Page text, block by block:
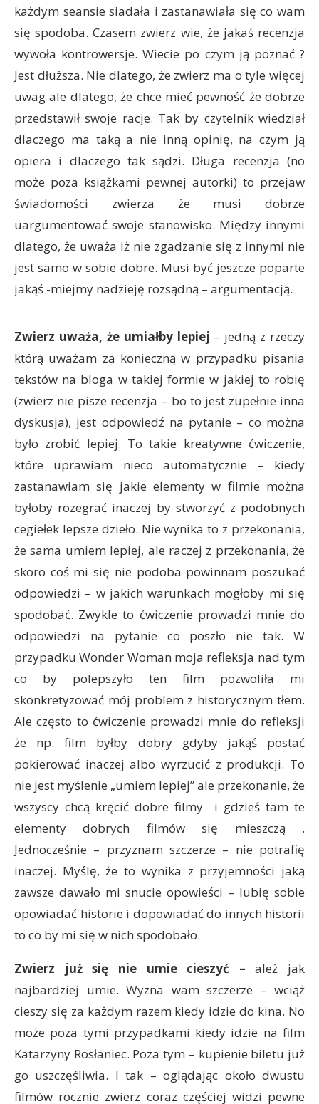
każdym seansie siadała i zastanawiała się co wam
się spodoba. Czasem zwierz wie, że jakaś recenzja
wywoła kontrowersje. Wiecie po czym ją poznać ?
Jest dłuższa. Nie dlatego, że zwierz ma o tyle więcej
uwag ale dlatego, że chce mieć pewność że dobrze
przedstawił swoje racje. Tak by czytelnik wiedział
dlaczego ma taką a nie inną opinię, na czym ją
opiera i dlaczego tak sądzi. Długa recenzja (no
może poza książkami pewnej autorki) to przejaw
świadomości zwierza że musi dobrze
uargumentować swoje stanowisko. Między innymi
dlatego, że uważa iż nie zgadzanie się z innymi nie
jest samo w sobie dobre. Musi być jeszcze poparte
jakąś -miejmy nadzieję rozsądną – argumentacją.
Zwierz uważa, że umiałby lepiej – jedną z rzeczy
którą uważam za konieczną w przypadku pisania
tekstów na bloga w takiej formie w jakiej to robię
(zwierz nie pisze recenzja – bo to jest zupełnie inna
dyskusja), jest odpowiedź na pytanie – co można
było zrobić lepiej. To takie kreatywne ćwiczenie,
które uprawiam nieco automatycznie – kiedy
zastanawiam się jakie elementy w filmie można
byłoby rozegrać inaczej by stworzyć z podobnych
cegiełek lepsze dzieło. Nie wynika to z przekonania,
że sama umiem lepiej, ale raczej z przekonania, że
skoro coś mi się nie podoba powinnam poszukać
odpowiedzi – w jakich warunkach mogłoby mi się
spodobać. Zwykle to ćwiczenie prowadzi mnie do
odpowiedzi na pytanie co poszło nie tak. W
przypadku Wonder Woman moja refleksja nad tym
co by polepszyło ten film pozwoliła mi
skonkretyzować mój problem z historycznym tłem.
Ale często to ćwiczenie prowadzi mnie do refleksji
że np. film byłby dobry gdyby jakąś postać
pokierować inaczej albo wyrzucić z produkcji. To
nie jest myślenie „umiem lepiej” ale przekonanie, że
wszyscy chcą kręcić dobre filmy i gdzieś tam te
elementy dobrych filmów się mieszczą .
Jednocześnie – przyznam szczerze – nie potrafię
inaczej. Myślę, że to wynika z przyjemności jaką
zawsze dawało mi snucie opowieści – lubię sobie
opowiadać historie i dopowiadać do innych historii
to co by mi się w nich spodobało.
Zwierz już się nie umie cieszyć – ależ jak
najbardziej umie. Wyzna wam szczerze – wciąż
cieszy się za każdym razem kiedy idzie do kina. No
może poza tymi przypadkami kiedy idzie na film
Katarzyny Rosłaniec. Poza tym – kupienie biletu już
go uszczęśliwia. I tak – oglądając około dwustu
filmów rocznie zwierz coraz częściej widzi pewne